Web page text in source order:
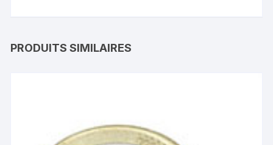
PRODUITS SIMILAIRES